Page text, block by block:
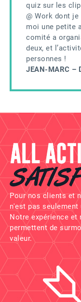
quiz sur les
@ Work dont
moi une petite
comité a
deux, et
personnes !
JEAN-MARC –
Pour nos clients et
n'est pas
Notre expérience et
permettent de
valeur.